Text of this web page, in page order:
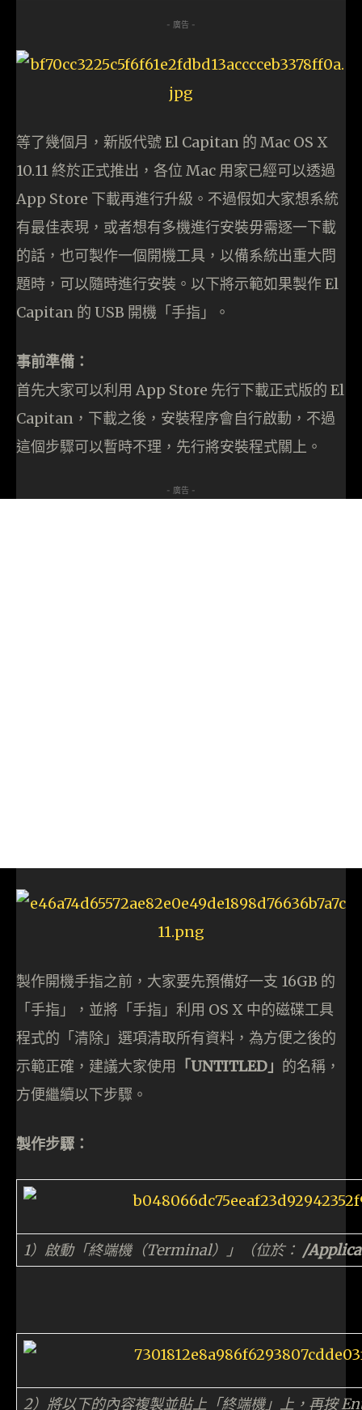
- 廣告 -
等了幾個月，新版代號 El Capitan 的 Mac OS X
10.11 終於正式推出，各位 Mac 用家已經可以透過
App Store 下載再進行升級。不過假如大家想系統
有最佳表現，或者想有多機進行安裝毋需逐一下載
的話，也可製作一個開機工具，以備系統出重大問
題時，可以隨時進行安裝。以下將示範如果製作 El
Capitan 的 USB 開機「手指」。
事前準備：
首先大家可以利用 App Store 先行下載正式版的 El
Capitan，下載之後，安裝程序會自行啟動，不過
這個步驟可以暫時不理，先行將安裝程式關上。
- 廣告 -
製作開機手指之前，大家要先預備好一支 16GB 的
「手指」，並將「手指」利用 OS X 中的磁碟工具
程式的「清除」選項清取所有資料，為方便之後的
示範正確，建議大家使用 「UNTITLED」 的名稱，
方便繼續以下步驟。
製作步驟：
1）啟動「終端機（Terminal）」（位於： /
2）將以下的內容複製並貼上「終端機」上，再按